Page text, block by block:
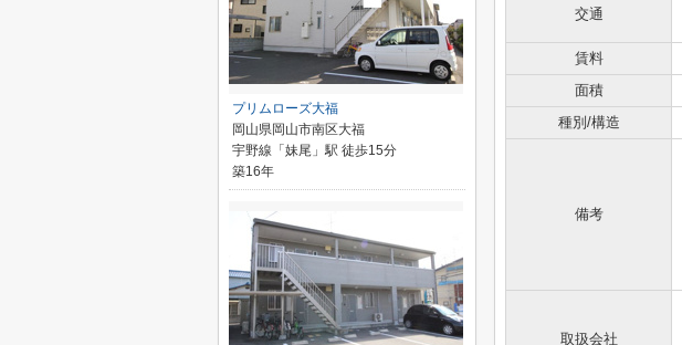
交通
賃料
面積
種別/構造
備考
取扱会社
プリムローズ大福
岡山県岡山市南区大福
宇野線「妹尾」駅 徒歩15分
築16年